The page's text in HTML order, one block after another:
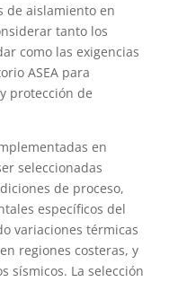
de aislamiento en
tanto los
como las exigencias
ASEA para
protección de
en
seleccionadas
de proceso,
específicos del
variaciones térmicas
regiones costeras, y
sísmicos. La selección